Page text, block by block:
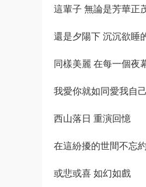
這輩子 無論是芳華正
還是夕陽下 沉沉欲睡
同樣美麗 在每一個夜
我愛你就如同愛我自己
西山落日 重演回憶
在這紛擾的世間不忘
或悲或喜 如幻如戲